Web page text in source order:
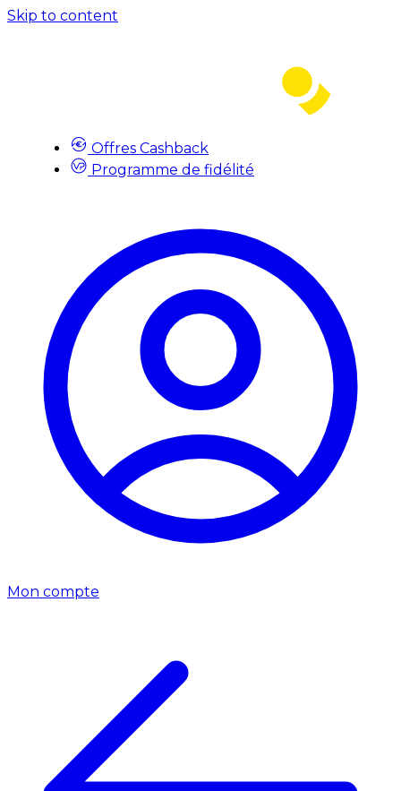
Skip to content
Offres Cashback
Programme de fidélité
Mon compte